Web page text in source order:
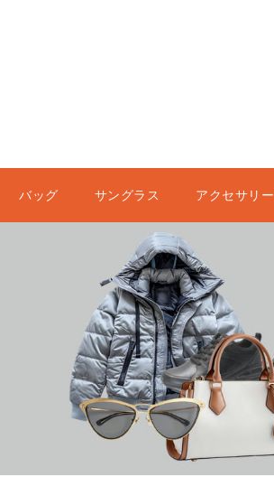
バッグ サングラス アクセサリー